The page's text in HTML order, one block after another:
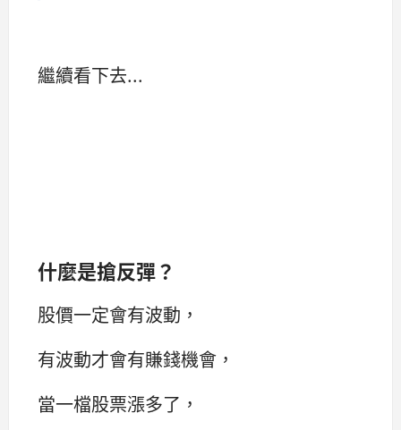
繼續看下去...
什麼是搶反彈？
股價一定會有波動，
有波動才會有賺錢機會，
當一檔股票漲多了，